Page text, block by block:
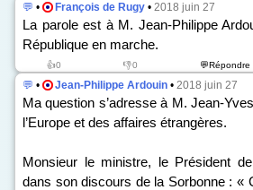
💬 • François de Rugy • 2018 juin 27
La parole est à M. Jean-Philippe
République en marche.
👍0 👎0 💬Répondre
💬 • Jean-Philippe Ardouin • 2018 juin 27
Ma question s’adresse à M. Jean-
l’Europe et des affaires étrangères.
Monsieur le ministre, le Président
dans son discours de la Sorbonne : «